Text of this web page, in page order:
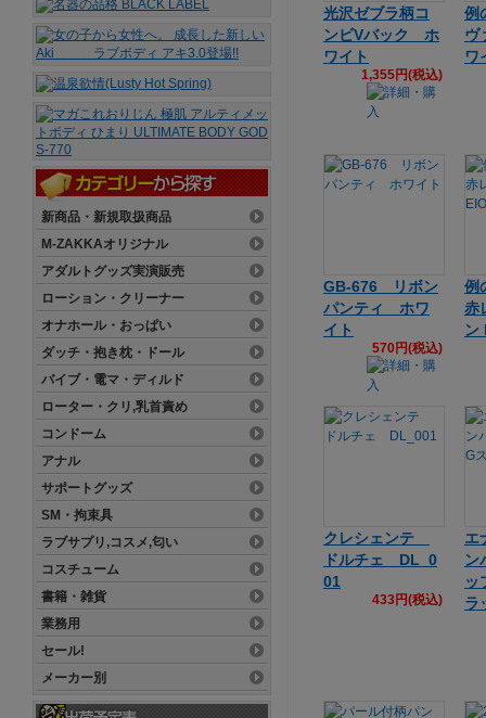
光沢ゼブラ柄コ
ンビVバック ホ
ワイト
1,355円(税込)
例
ヴ
ワ
GB-676 リボン
パンティ ホワ
イト
570円(税込)
例
赤
ン
クレシェンテ
ドルチェ DL_0
01
433円(税込)
エ
ン
ラ
新商品・新規取扱商品
M-ZAKKAオリジナル
アダルトグッズ実演販売
ローション・クリーナー
オナホール・おっぱい
ダッチ・抱き枕・ドール
バイブ・電マ・ディルド
ローター・クリ,乳首責め
コンドーム
アナル
サポートグッズ
SM・拘束具
ラブサプリ,コスメ,匂い
コスチューム
書籍・雑貨
業務用
セール!
メーカー別